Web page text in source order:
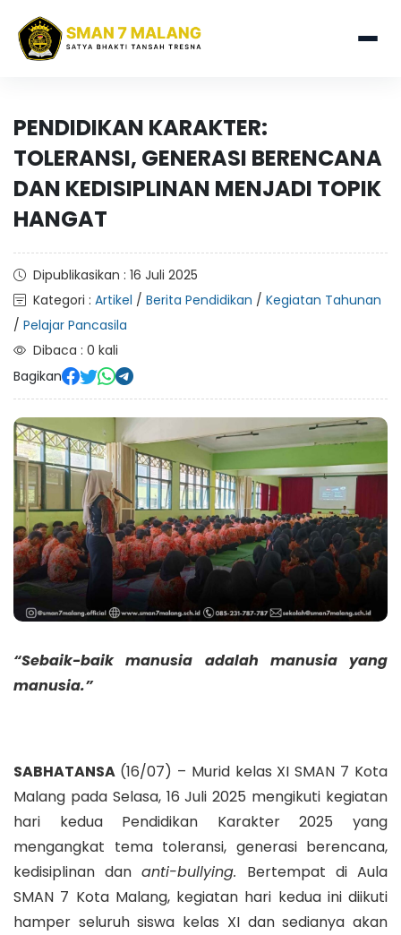
PENDIDIKAN KARAKTER:
TOLERANSI, GENERASI BERENCANA
DAN KEDISIPLINAN MENJADI TOPIK
HANGAT
Dipublikasikan : 16 Juli 2025
Kategori : Artikel / Berita Pendidikan / Kegiatan Tahunan
/ Pelajar Pancasila
Dibaca : 0 kali
Bagikan
“Sebaik-baik manusia adalah manusia yang
manusia.”
SABHATANSA (16/07) – Murid kelas XI SMAN 7 Kota
Malang pada Selasa, 16 Juli 2025 mengikuti kegiatan
hari kedua Pendidikan Karakter 2025 yang
mengangkat tema toleransi, generasi berencana,
kedisiplinan dan anti-bullying. Bertempat di Aula
SMAN 7 Kota Malang, kegiatan hari kedua ini diikuti
hamper seluruh siswa kelas XI dan sedianya akan